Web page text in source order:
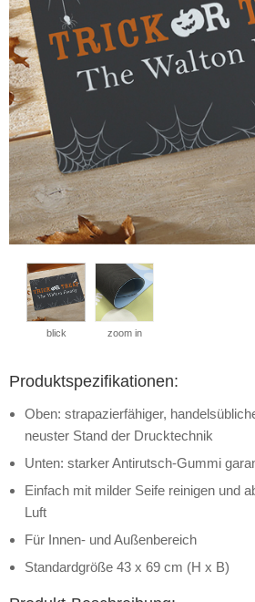
blick zoom in
Produktspezifikationen:
Oben: strapazierfähiger,
neuster Stand der Drucktechnik
Unten: starker Antirutsch-Gummi
Einfach mit milder Seife reinigen und
Luft
Für Innen- und Außenbereich
Standardgröße 43 x 69 cm (H x B)